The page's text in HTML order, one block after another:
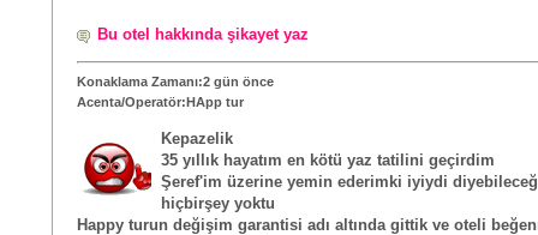
Bu otel hakkında şikayet yaz
Konaklama Zamanı:2 gün önce
Acenta/Operatör:HApp tur
Kepazelik
35 yıllık hayatım en kötü yaz tatilini geçirdim
Şeref'im üzerine yemin ederimki iyiydi
hiçbirşey yoktu
Happy turun değişim garantisi adı altında gittik ve oteli